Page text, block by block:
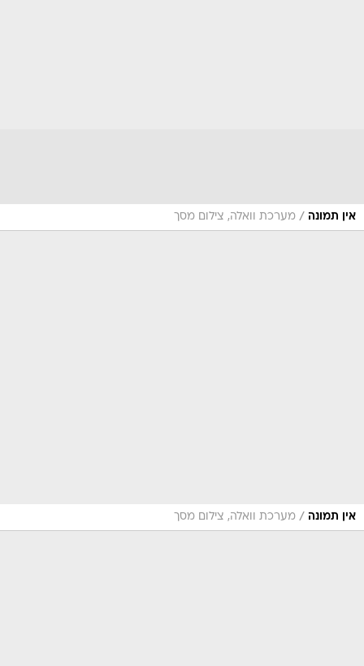
אין תמונה / מערכת וואלה, צילום מסך
אין תמונה / מערכת וואלה, צילום מסך